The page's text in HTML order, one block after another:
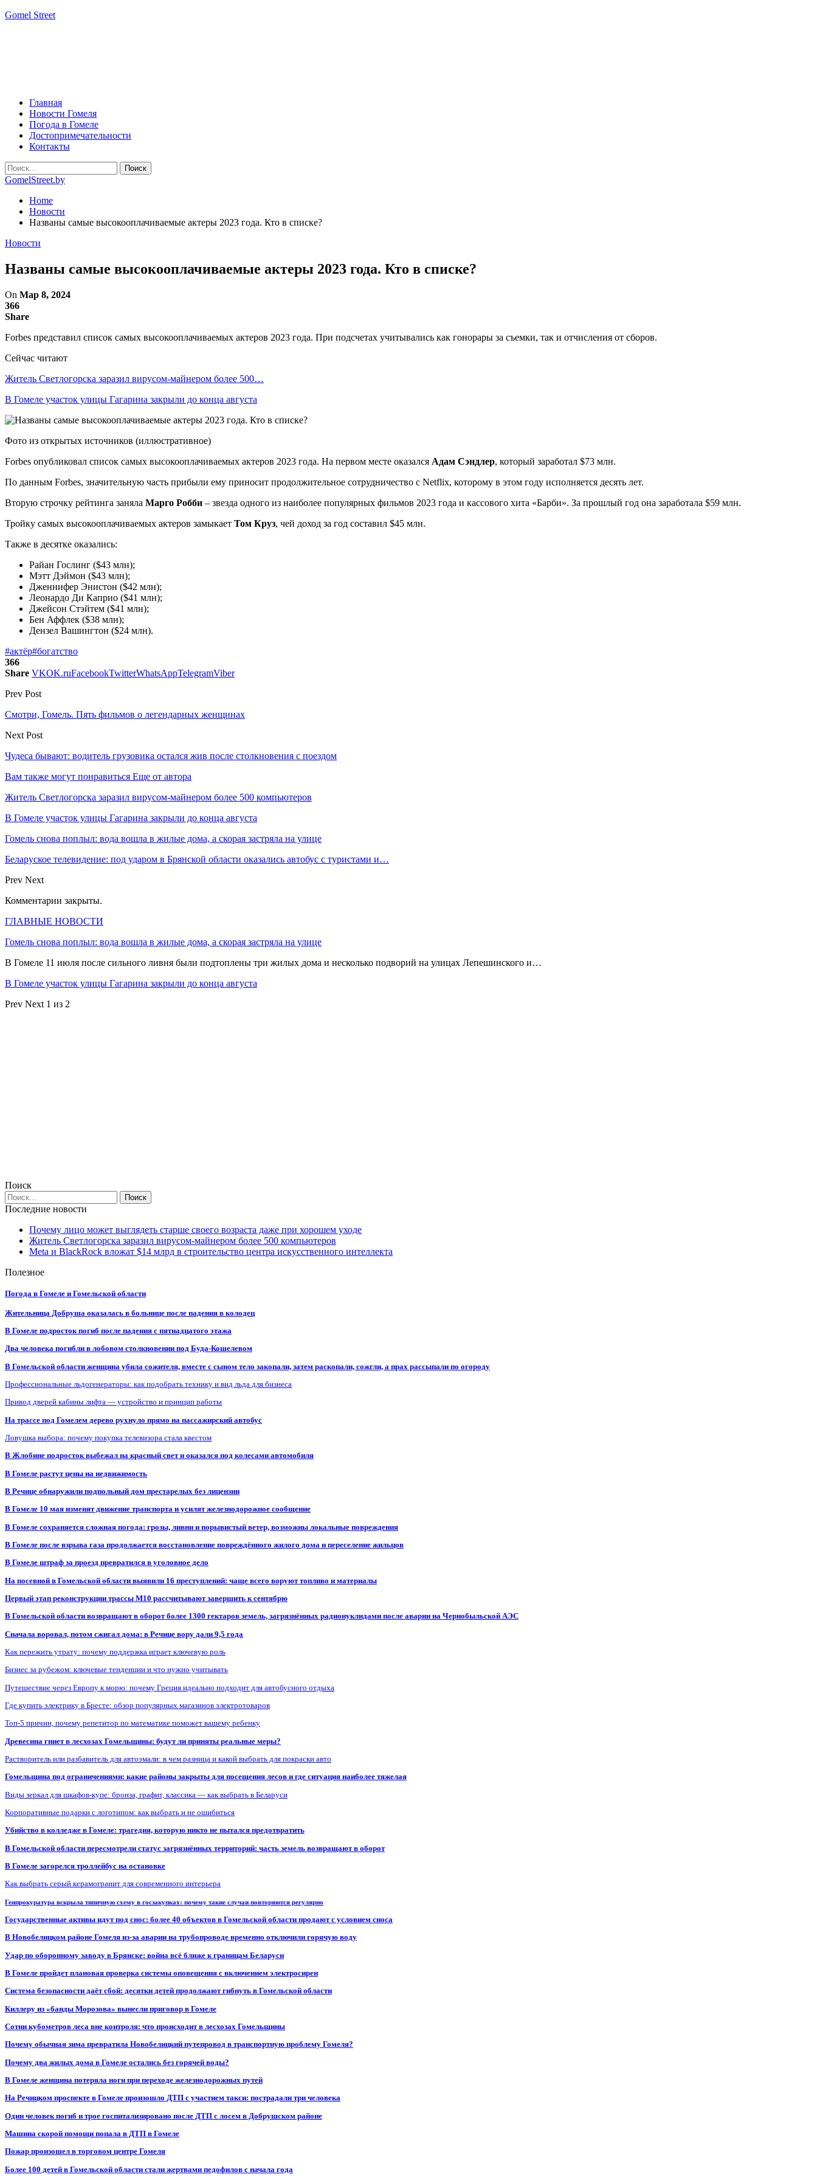
Gomel Street
Главная
Новости Гомеля
Погода в Гомеле
Достопримечательности
Контакты
GomelStreet.by
Home
Новости
Названы самые высокооплачиваемые актеры 2023 года. Кто в списке?
Новости
Названы самые высокооплачиваемые актеры 2023 года. Кто в списке?
On Мар 8, 2024
366
Share
Forbes представил список самых высокооплачиваемых актеров 2023 года. При подсчетах учитывались как гонорары за съемки, так и отчисления от сборов.
Сейчас читают
Житель Светлогорска заразил вирусом-майнером более 500…
В Гомеле участок улицы Гагарина закрыли до конца августа
Фото из открытых источников (иллюстративное)
Forbes опубликовал список самых высокооплачиваемых актеров 2023 года. На первом месте оказался Адам Сэндлер, который заработал $73 млн.
По данным Forbes, значительную часть прибыли ему приносит продолжительное сотрудничество с Netflix, которому в этом году исполняется десять лет.
Вторую строчку рейтинга заняла Марго Робби – звезда одного из наиболее популярных фильмов 2023 года и кассового хита «Барби». За прошлый год она заработала $59 млн.
Тройку самых высокооплачиваемых актеров замыкает Том Круз, чей доход за год составил $45 млн.
Также в десятке оказались:
Райан Гослинг ($43 млн);
Мэтт Дэймон ($43 млн);
Дженнифер Энистон ($42 млн);
Леонардо Ди Каприо ($41 млн);
Джейсон Стэйтем ($41 млн);
Бен Аффлек ($38 млн);
Дензел Вашингтон ($24 млн).
#актёр#богатство
366
Share VKOK.ruFacebookTwitterWhatsAppTelegramViber
Prev Post
Смотри, Гомель. Пять фильмов о легендарных женщинах
Next Post
Чудеса бывают: водитель грузовика остался жив после столкновения с поездом
Вам также могут понравиться Еще от автора
Житель Светлогорска заразил вирусом-майнером более 500 компьютеров
В Гомеле участок улицы Гагарина закрыли до конца августа
Гомель снова поплыл: вода вошла в жилые дома, а скорая застряла на улице
Беларуское телевидение: под ударом в Брянской области оказались автобус с туристами и…
Prev Next
Комментарии закрыты.
ГЛАВНЫЕ НОВОСТИ
Гомель снова поплыл: вода вошла в жилые дома, а скорая застряла на улице
В Гомеле 11 июля после сильного ливня были подтоплены три жилых дома и несколько подворий на улицах Лепешинского и…
В Гомеле участок улицы Гагарина закрыли до конца августа
Prev Next 1 из 2
Поиск
Последние новости
Почему лицо может выглядеть старше своего возраста даже при хорошем уходе
Житель Светлогорска заразил вирусом-майнером более 500 компьютеров
Meta и BlackRock вложат $14 млрд в строительство центра искусственного интеллекта
Полезное
Погода в Гомеле и Гомельской области
Жительница Добруша оказалась в больнице после падения в колодец
В Гомеле подросток погиб после падения с пятнадцатого этажа
Два человека погибли в лобовом столкновении под Буда-Кошелевом
В Гомельской области женщина убила сожителя, вместе с сыном тело закопали, затем раскопали, сожгли, а прах рассыпали по огороду
Профессиональные льдогенераторы: как подобрать технику и вид льда для бизнеса
Привод дверей кабины лифта — устройство и принцип работы
На трассе под Гомелем дерево рухнуло прямо на пассажирский автобус
Ловушка выбора: почему покупка телевизора стала квестом
В Жлобине подросток выбежал на красный свет и оказался под колесами автомобиля
В Гомеле растут цены на недвижимость
В Речице обнаружили подпольный дом престарелых без лицензии
В Гомеле 10 мая изменят движение транспорта и усилят железнодорожное сообщение
В Гомеле сохраняется сложная погода: грозы, ливни и порывистый ветер, возможны локальные повреждения
В Гомеле после взрыва газа продолжается восстановление повреждённого жилого дома и переселение жильцов
В Гомеле штраф за проезд превратился в уголовное дело
На посевной в Гомельской области выявили 16 преступлений: чаще всего воруют топливо и материалы
Первый этап реконструкции трассы М10 рассчитывают завершить к сентябрю
В Гомельской области возвращают в оборот более 1300 гектаров земель, загрязнённых радионуклидами после аварии на Чернобыльской АЭС
Сначала воровал, потом сжигал дома: в Речице вору дали 9,5 года
Как пережить утрату: почему поддержка играет ключевую роль
Бизнес за рубежом: ключевые тенденции и что нужно учитывать
Путешествие через Европу к морю: почему Греция идеально подходит для автобусного отдыха
Где купить электрику в Бресте: обзор популярных магазинов электротоваров
Топ-5 причин, почему репетитор по математике поможет вашему ребенку
Древесина гниет в лесхозах Гомельщины: будут ли приняты реальные меры?
Растворитель или разбавитель для автоэмали: в чем разница и какой выбрать для покраски авто
Гомельщина под ограничениями: какие районы закрыты для посещения лесов и где ситуация наиболее тяжелая
Виды зеркал для шкафов-купе: бронза, графит, классика — как выбрать в Беларуси
Корпоративные подарки с логотипом: как выбрать и не ошибиться
Убийство в колледже в Гомеле: трагедия, которую никто не пытался предотвратить
В Гомельской области пересмотрели статус загрязнённых территорий: часть земель возвращают в оборот
В Гомеле загорелся троллейбус на остановке
Как выбрать серый керамогранит для современного интерьера
Генпрокуратура вскрыла типичную схему в госзакупках: почему такие случаи повторяются регулярно
Государственные активы идут под снос: более 40 объектов в Гомельской области продают с условием сноса
В Новобелицком районе Гомеля из-за аварии на трубопроводе временно отключили горячую воду
Удар по оборонному заводу в Брянске: война всё ближе к границам Беларуси
В Гомеле пройдет плановая проверка системы оповещения с включением электросирен
Система безопасности даёт сбой: десятки детей продолжают гибнуть в Гомельской области
Киллеру из «банды Морозова» вынесли приговор в Гомеле
Сотни кубометров леса вне контроля: что происходит в лесхозах Гомельщины
Почему обычная зима превратила Новобелицкий путепровод в транспортную проблему Гомеля?
Почему два жилых дома в Гомеле остались без горячей воды?
В Гомеле женщина потеряла ноги при переходе железнодорожных путей
На Речицком проспекте в Гомеле произошло ДТП с участием такси: пострадали три человека
Один человек погиб и трое госпитализировано после ДТП с лосем в Добрушском районе
Машина скорой помощи попала в ДТП в Гомеле
Пожар произошел в торговом центре Гомеля
Более 100 детей в Гомельской области стали жертвами педофилов с начала года